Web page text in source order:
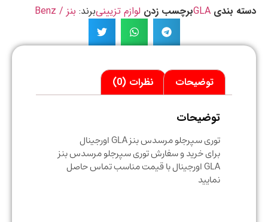
بندی GLAبرچسب زدن لوازم تزیینیبرند:بنز / Benz
توضیحات نظرات (0)
توضیحات
توری سپرجلو مرسدس بنز GLA اورجینال
برای خرید و سفارش توری سپرجلو مرسدس بنز
GLA اورجینال با قیمت مناسب تماس حاصل
نمایید